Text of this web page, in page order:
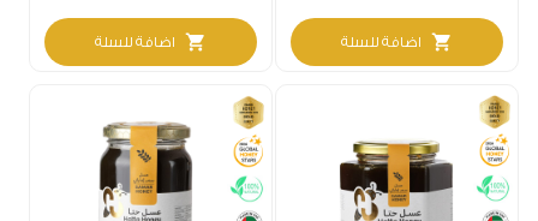
shopping_cart اضافة للسلة shopping_cart اضافة للسلة